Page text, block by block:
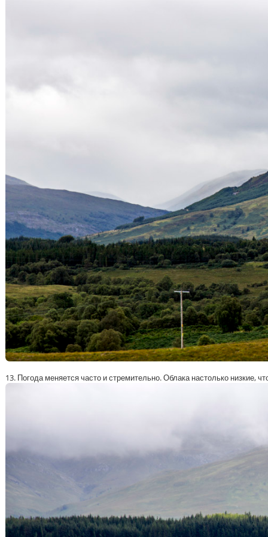
13. Погода меняется часто и стремительно. Облака настолько